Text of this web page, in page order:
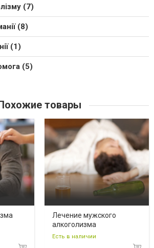
(7)
(8)
(1)
(5)
товары
Лечение мужского
алкоголизма
Есть в наличии